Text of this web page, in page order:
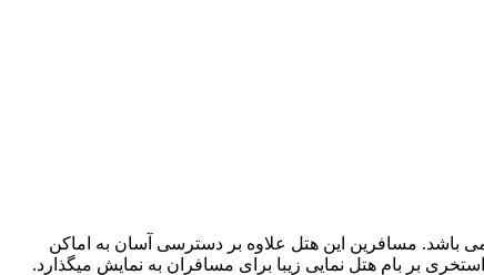
می باشد. مسافرین این هتل علاوه بر دسترسی آسان به اماکن
بر بام هتل نمایی زیبا برای مسافران به نمایش میگذارد.